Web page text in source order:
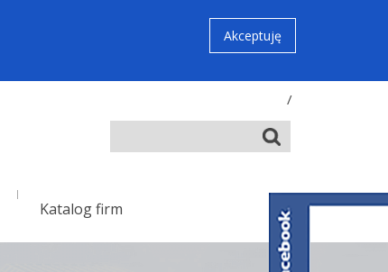
Akceptuję
/
Katalog firm